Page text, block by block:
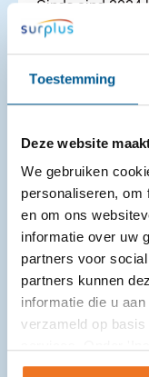
Toestemming
Deze website
We gebruiken
personaliseren, om
en om ons
informatie over uw
partners voor
partners kunnen
informatie die u
verzameld op
wijzigen.
Sinds eind 2024
taalachterstand